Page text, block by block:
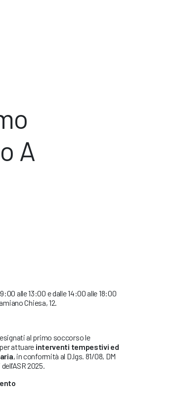
A
alle 13:00 e dalle 14:00 alle 18:00
Chiesa, 12.
al primo soccorso le
attuare interventi tempestivi ed
, in conformità al D.lgs. 81/08, DM
2025.